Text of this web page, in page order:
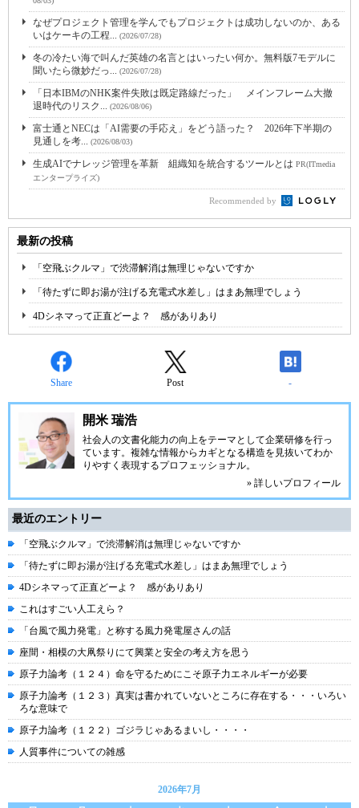
なぜプロジェクト管理を学んでもプロジェクトは成功しないのか、ある
いはケーキの工程... (2026/07/28)
冬の冷たい海で叫んだ英雄の名言とはいったい何か。無料版7モデルに
聞いたら微妙だっ... (2026/07/28)
「日本IBMのNHK案件失敗は既定路線だった」 メインフレーム大撤
退時代のリスク... (2026/08/06)
富士通とNECは「AI需要の手応え」をどう語った？ 2026年下半期の
見通しを考... (2026/08/03)
生成AIでナレッジ管理を革新 組織知を統合するツールとは PR(ITmedia
エンタープライズ)
Recommended by
最新の投稿
「空飛ぶクルマ」で渋滞解消は無理じゃないですか
「待たずに即お湯が注げる充電式水差し」はまあ無理でしょう
4Dシネマって正直どーよ？ 感がありあり
Share Post -
開米 瑞浩
社会人の文書化能力の向上をテーマとして企業研修を行っ
ています。複雑な情報からカギとなる構造を見抜いてわか
りやすく表現するプロフェッショナル。
» 詳しいプロフィール
最近のエントリー
「空飛ぶクルマ」で渋滞解消は無理じゃないですか
「待たずに即お湯が注げる充電式水差し」はまあ無理でしょう
4Dシネマって正直どーよ？ 感がありあり
これはすごい人工えら？
「台風で風力発電」と称する風力発電屋さんの話
座間・相模の大凧祭りにて興業と安全の考え方を思う
原子力論考（１２４）命を守るためにこそ原子力エネルギーが必要
原子力論考（１２３）真実は書かれていないところに存在する・・・いろい
ろな意味で
原子力論考（１２２）ゴジラじゃあるまいし・・・・
人質事件についての雑感
2026年7月